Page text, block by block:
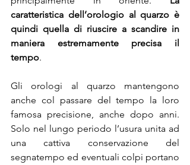
caratteristica dell’orologio al quarzo è
quindi quella di riuscire a scandire in
maniera estremamente precisa il
tempo.
Gli orologi al quarzo mantengono
anche col passare del tempo la loro
famosa precisione, anche dopo anni.
Solo nel lungo periodo l’usura unita ad
una cattiva conservazione del
segnatempo ed eventuali colpi portano